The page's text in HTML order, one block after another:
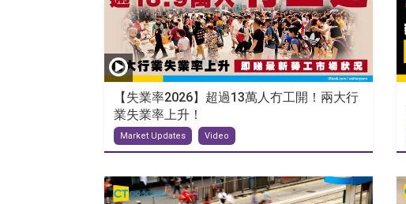
【失業率2026】超過13萬人冇工開！兩大行
業失業率上升！
Market Updates Video